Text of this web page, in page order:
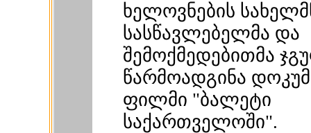
ხელოვნების
სასწავლებელმა და
შემოქმედებითმა
წარმოადგინა
ფილმი "ბალეტი
საქართველოში".